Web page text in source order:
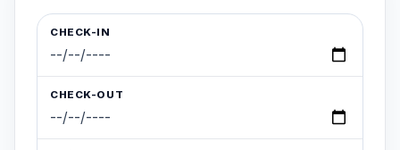
CHECK-IN
CHECK-OUT